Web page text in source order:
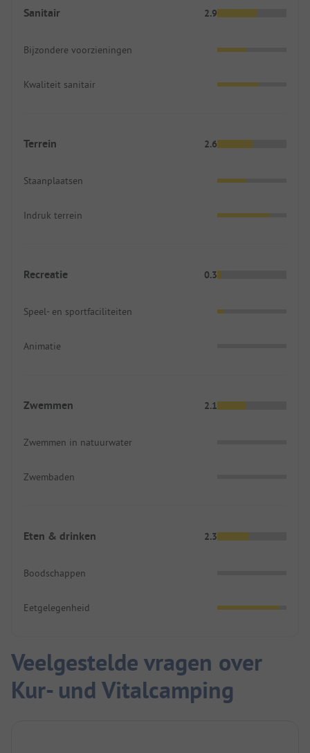
Sanitair 2.9
Bijzondere voorzieningen
Kwaliteit sanitair
Terrein 2.6
Staanplaatsen
Indruk terrein
Recreatie 0.3
Speel- en sportfaciliteiten
Animatie
Zwemmen 2.1
Zwemmen in natuurwater
Zwembaden
Eten & drinken 2.3
Boodschappen
Eetgelegenheid
Veelgestelde vragen over
Kur- und Vitalcamping